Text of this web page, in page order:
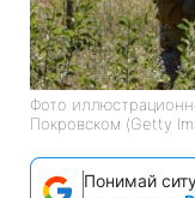
Фото
Покровском (Getty
Понимай